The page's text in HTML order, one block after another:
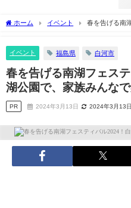
ホーム イベント
春を告げる南
イベント 福島県 白河市
春を告げる南湖フェス
湖公園で、家族みんな
PR 2024年3月13日 2024年3月13日